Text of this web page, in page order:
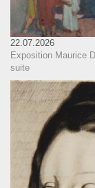
22.07.2026
Exposition Maurice
suite